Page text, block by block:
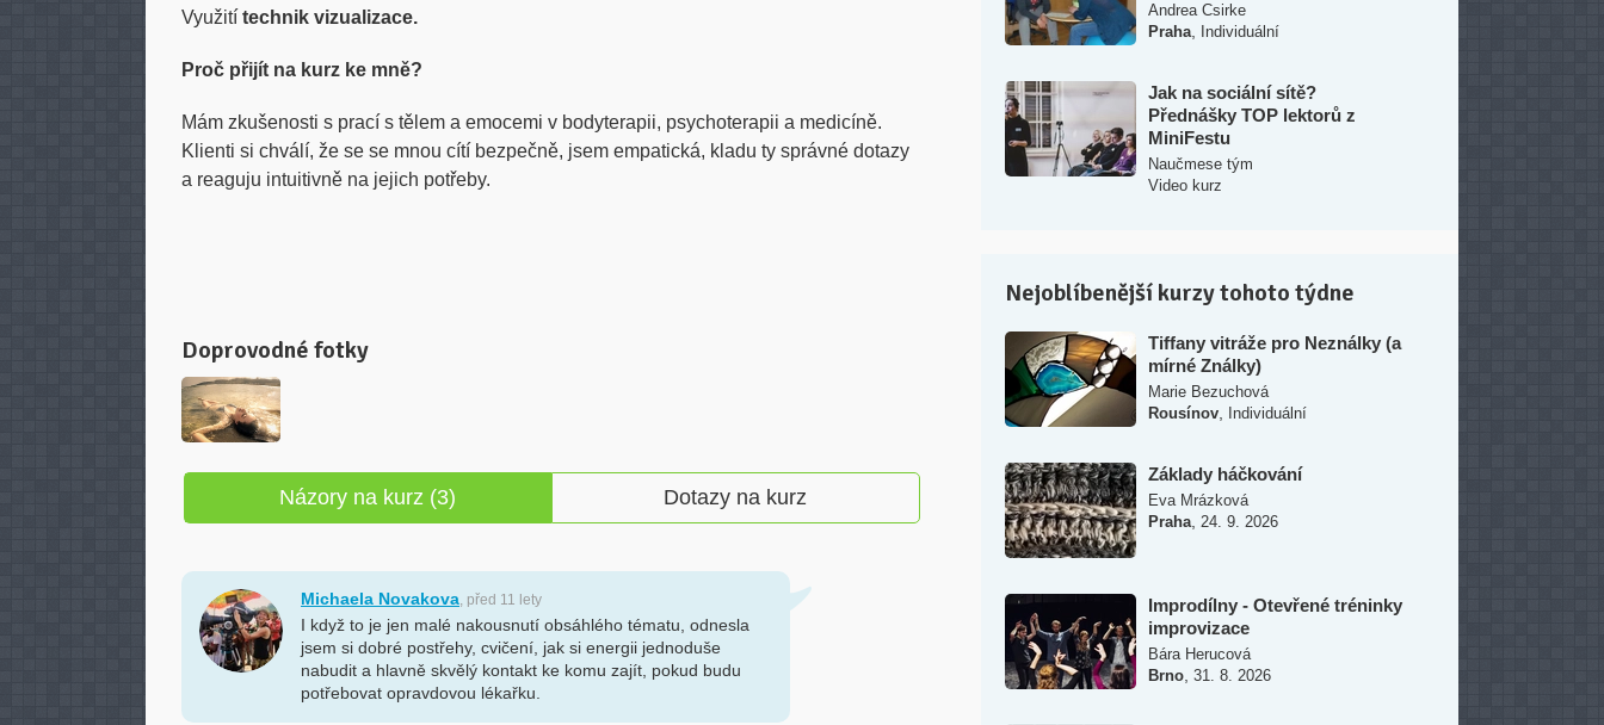
Využití technik vizualizace.
Proč přijít na kurz ke mně?
Mám zkušenosti s prací s tělem a emocemi v bodyterapii, psychoterapii a medicíně.
Klienti si chválí, že se se mnou cítí bezpečně, jsem empatická, kladu ty správné dotazy
a reaguju intuitivně na jejich potřeby.
Doprovodné fotky
Názory na kurz (3) Dotazy na kurz
Michaela Novakova, před 11 lety
I když to je jen malé nakousnutí obsáhlého tématu, odnesla
jsem si dobré postřehy, cvičení, jak si energii jednoduše
nabudit a hlavně skvělý kontakt ke komu zajít, pokud budu
potřebovat opravdovou lékařku.
Andrea Csirke
Praha
Individuální
Jak na sociální sítě?
Přednášky TOP lektorů z
MiniFestu
Naučmese tým
Video kurz
Nejoblíbenější kurzy tohoto týdne
Tiffany vitráže pro Neználky (a
mírné Ználky)
Marie Bezuchová
Rousínov
Individuální
Základy háčkování
Eva Mrázková
Praha 24. 9. 2026
Improdílny - Otevřené tréninky
improvizace
Bára Herucová
Brno 31. 8. 2026